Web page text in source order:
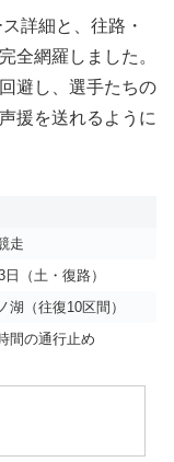
詳細と、往路・
全網羅しました。
避し、選手たちの
援を送れるように
走
（土・復路）
（往復10区間）
間の通行止め